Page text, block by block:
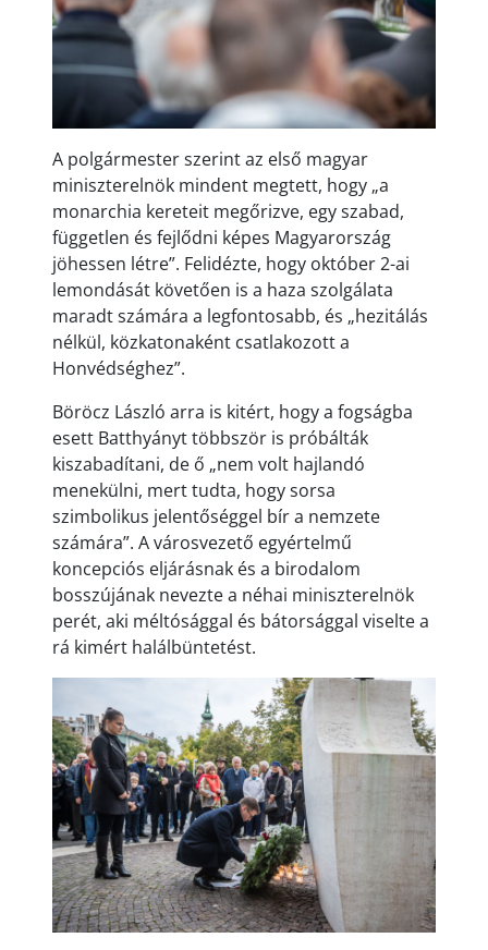
A polgármester szerint az első magyar
miniszterelnök mindent megtett, hogy „a
monarchia kereteit megőrizve, egy szabad,
független és fejlődni képes Magyarország
jöhessen létre”. Felidézte, hogy október 2-ai
lemondását követően is a haza szolgálata
maradt számára a legfontosabb, és „hezitálás
nélkül, közkatonaként csatlakozott a
Honvédséghez”.
Böröcz László arra is kitért, hogy a fogságba
esett Batthyányt többször is próbálták
kiszabadítani, de ő „nem volt hajlandó
menekülni, mert tudta, hogy sorsa
szimbolikus jelentőséggel bír a nemzete
számára”. A városvezető egyértelmű
koncepciós eljárásnak és a birodalom
bosszújának nevezte a néhai miniszterelnök
perét, aki méltósággal és bátorsággal viselte a
rá kimért halálbüntetést.